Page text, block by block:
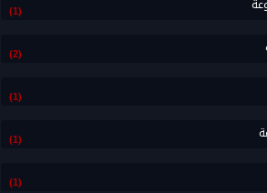
(1)
(2)
(1)
(1)
(1)